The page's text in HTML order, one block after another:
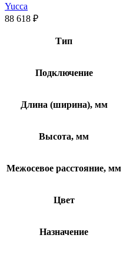
Yucca
88 618 ₽
Тип
Подключение
Длина (ширина), мм
Высота, мм
Межосевое расстояние, мм
Цвет
Назначение